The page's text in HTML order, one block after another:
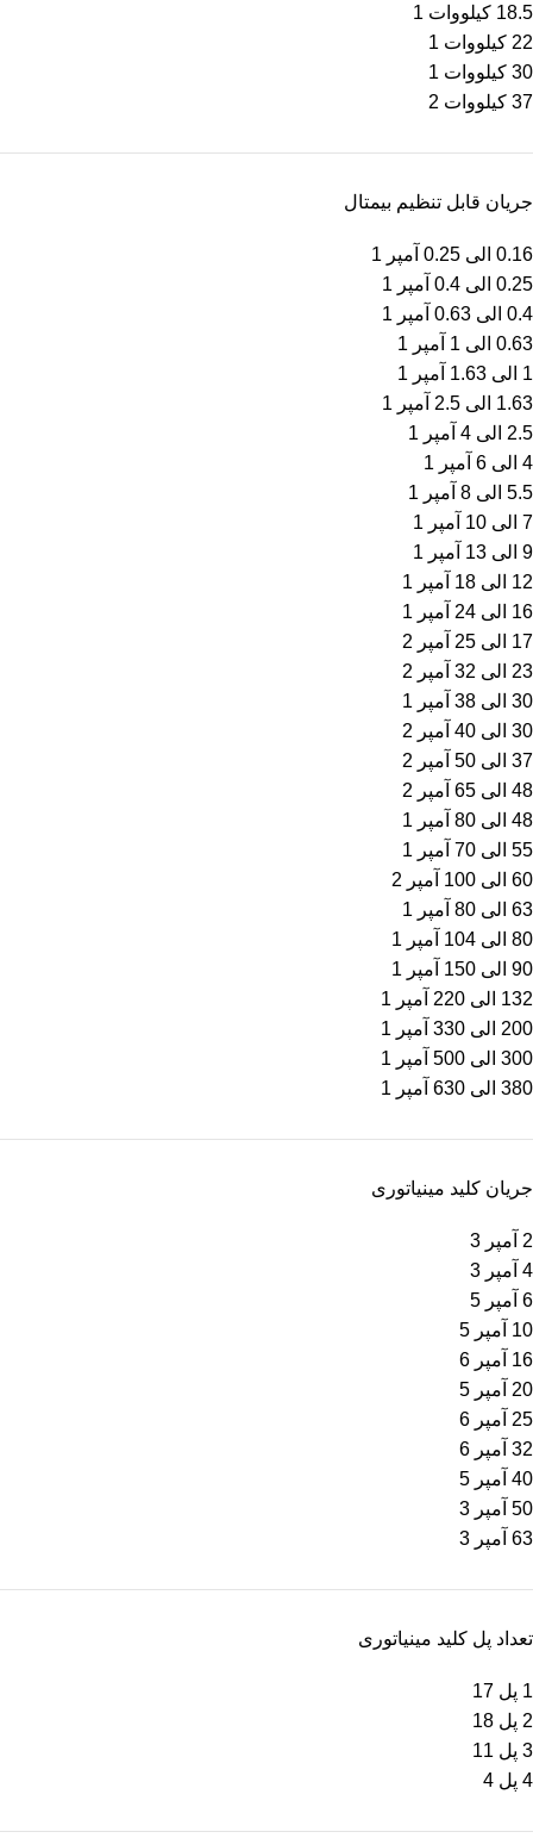
18.5 کیلووات
1
22 کیلووات
1
30 کیلووات
1
37 کیلووات
2
جریان قابل تنظیم بیمتال
0.16 الی 0.25 آمپر
1
0.25 الی 0.4 آمپر
1
0.4 الی 0.63 آمپر
1
0.63 الی 1 آمپر
1
1 الی 1.63 آمپر
1
1.63 الی 2.5 آمپر
1
2.5 الی 4 آمپر
1
4 الی 6 آمپر
1
5.5 الی 8 آمپر
1
7 الی 10 آمپر
1
9 الی 13 آمپر
1
12 الی 18 آمپر
1
16 الی 24 آمپر
1
17 الی 25 آمپر
2
23 الی 32 آمپر
2
30 الی 38 آمپر
1
30 الی 40 آمپر
2
37 الی 50 آمپر
2
48 الی 65 آمپر
2
48 الی 80 آمپر
1
55 الی 70 آمپر
1
60 الی 100 آمپر
2
63 الی 80 آمپر
1
80 الی 104 آمپر
1
90 الی 150 آمپر
1
132 الی 220 آمپر
1
200 الی 330 آمپر
1
300 الی 500 آمپر
1
380 الی 630 آمپر
1
جریان کلید مینیاتوری
2 آمپر
3
4 آمپر
3
6 آمپر
5
10 آمپر
5
16 آمپر
6
20 آمپر
5
25 آمپر
6
32 آمپر
6
40 آمپر
5
50 آمپر
3
63 آمپر
3
تعداد پل کلید مینیاتوری
1 پل
17
2 پل
18
3 پل
11
4 پل
4